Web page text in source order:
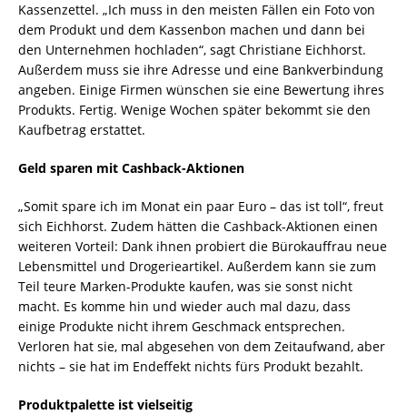
Kassenzettel. „Ich muss in den meisten Fällen ein Foto von
dem Produkt und dem Kassenbon machen und dann bei
den Unternehmen hochladen“, sagt Christiane Eichhorst.
Außerdem muss sie ihre Adresse und eine Bankverbindung
angeben. Einige Firmen wünschen sie eine Bewertung ihres
Produkts. Fertig. Wenige Wochen später bekommt sie den
Kaufbetrag erstattet.
Geld sparen mit Cashback-Aktionen
„Somit spare ich im Monat ein paar Euro – das ist toll“, freut
sich Eichhorst. Zudem hätten die Cashback-Aktionen einen
weiteren Vorteil: Dank ihnen probiert die Bürokauffrau neue
Lebensmittel und Drogerieartikel. Außerdem kann sie zum
Teil teure Marken-Produkte kaufen, was sie sonst nicht
macht. Es komme hin und wieder auch mal dazu, dass
einige Produkte nicht ihrem Geschmack entsprechen.
Verloren hat sie, mal abgesehen von dem Zeitaufwand, aber
nichts – sie hat im Endeffekt nichts fürs Produkt bezahlt.
Produktpalette ist vielseitig